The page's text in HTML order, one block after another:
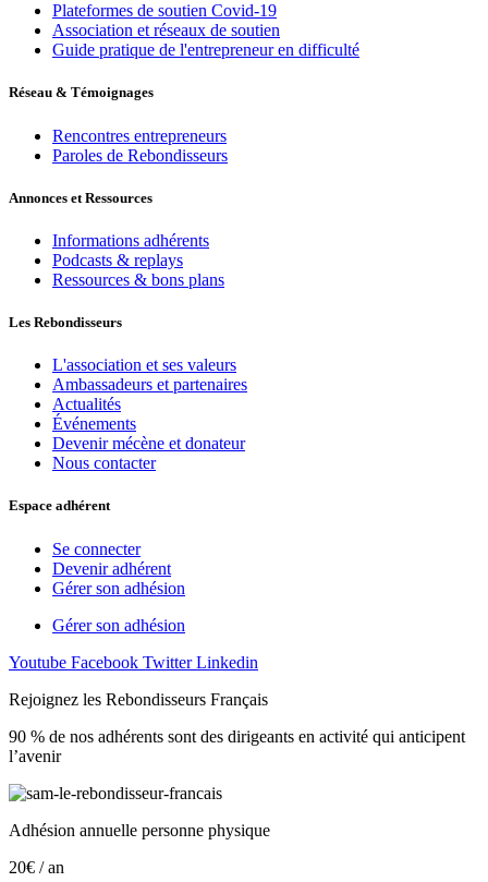
Plateformes de soutien Covid-19
Association et réseaux de soutien
Guide pratique de l'entrepreneur en difficulté
Réseau & Témoignages
Rencontres entrepreneurs
Paroles de Rebondisseurs
Annonces et Ressources
Informations adhérents
Podcasts & replays
Ressources & bons plans
Les Rebondisseurs
L'association et ses valeurs
Ambassadeurs et partenaires
Actualités
Événements
Devenir mécène et donateur
Nous contacter
Espace adhérent
Se connecter
Devenir adhérent
Gérer son adhésion
Gérer son adhésion
Youtube Facebook Twitter Linkedin
Rejoignez les Rebondisseurs Français
90 % de nos adhérents sont des dirigeants en activité qui anticipent
l’avenir
Adhésion annuelle personne physique
20€ / an